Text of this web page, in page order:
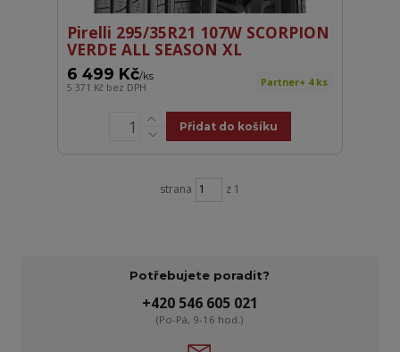
Pirelli 295/35R21 107W SCORPION
VERDE ALL SEASON XL
6 499 Kč/ks
5 371 Kč bez DPH Partner+ 4 ks
Přidat do košíku
strana z 1
Potřebujete poradit?
+420 546 605 021
(Po-Pá, 9-16 hod.)